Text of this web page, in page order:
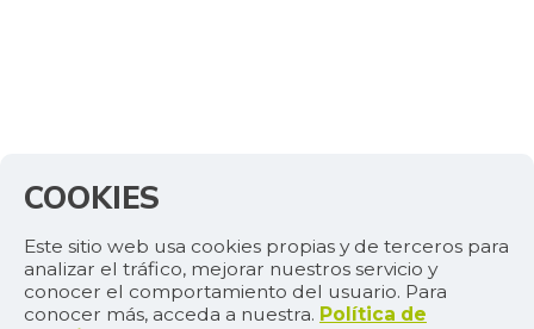
COOKIES
Este sitio web usa cookies propias y de terceros para
analizar el tráfico, mejorar nuestros servicio y
conocer el comportamiento del usuario. Para
conocer más, acceda a nuestra. Política de